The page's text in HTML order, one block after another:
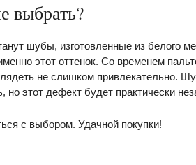
выбрать?
шубы, изготовленные из белого
этот оттенок. Со временем
не слишком привлекательно.
этот дефект будет практически
с выбором. Удачной покупки!